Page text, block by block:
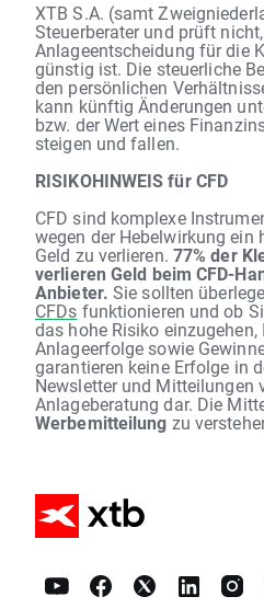
XTB S.A. (samt
Steuerberater und prüft
Anlageentscheidung für die
günstig ist. Die steuerliche
den persönlichen
kann künftig Änderungen
bzw. der Wert eines
steigen und fallen.
RISIKOHINWEIS für CFD
CFD sind komplexe
wegen der Hebelwirkung ein
Geld zu verlieren. 77% der
verlieren Geld beim CFD-
Anbieter. Sie sollten
CFDs funktionieren und ob
das hohe Risiko einzugehen,
Anlageerfolge sowie
garantieren keine Erfolge in
Newsletter und Mitteilungen
Anlageberatung dar. Die
Werbemitteilung zu